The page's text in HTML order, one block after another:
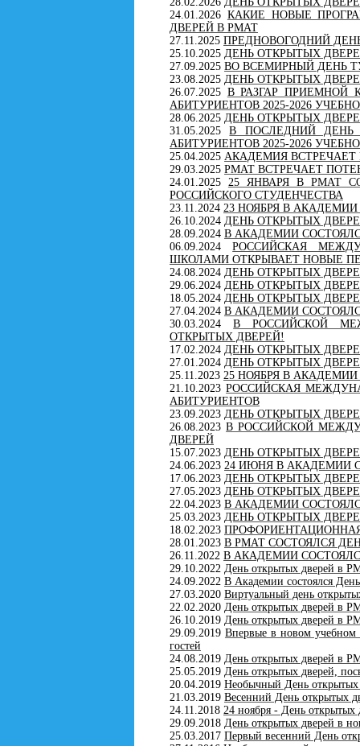
24.01.2026 КАКИЕ НОВЫЕ
ДВЕРЕЙ В РМАТ
27.11.2025 ПРЕДНОВОГОДНИЙ
25.10.2025 ДЕНЬ ОТКРЫТЫХ
27.09.2025 ВО ВСЕМИРНЫЙ ДЕНЬ
23.08.2025 ДЕНЬ ОТКРЫТЫХ
26.07.2025 В РАЗГАР ПРИЕМНОЙ
АБИТУРИЕНТОВ 2025-2026
28.06.2025 ДЕНЬ ОТКРЫТЫХ
31.05.2025В ПОСЛЕДНИЙ
АБИТУРИЕНТОВ 2025-2026
25.04.2025 АКАДЕМИЯ
29.03.2025 РМАТ ВСТРЕЧАЕТ
24.01.2025 25 ЯНВАРЯ В РМАТ
РОССИЙСКОГО СТУДЕНЧЕСТВА
23.11.2024 23 НОЯБРЯ В
26.10.2024 ДЕНЬ ОТКРЫТЫХ
28.09.2024 В АКАДЕМИИ
06.09.2024РОССИЙСКАЯ
ШКОЛАМИ ОТКРЫВАЕТ НОВЫЕ
24.08.2024 ДЕНЬ ОТКРЫТЫХ
29.06.2024 ДЕНЬ ОТКРЫТЫХ
18.05.2024 ДЕНЬ ОТКРЫТЫХ
27.04.2024 В АКАДЕМИИ
30.03.2024В РОССИЙСКОЙ
ОТКРЫТЫХ ДВЕРЕЙ!
17.02.2024 ДЕНЬ ОТКРЫТЫХ
27.01.2024 ДЕНЬ ОТКРЫТЫХ
25.11.2023 25 НОЯБРЯ В
21.10.2023РОССИЙСКАЯ
АБИТУРИЕНТОВ
23.09.2023 ДЕНЬ ОТКРЫТЫХ
26.08.2023В РОССИЙСКОЙ
ДВЕРЕЙ
15.07.2023 ДЕНЬ ОТКРЫТЫХ
24.06.2023 24 ИЮНЯ В АКАДЕМИИ
17.06.2023 ДЕНЬ ОТКРЫТЫХ
27.05.2023 ДЕНЬ ОТКРЫТЫХ
22.04.2023 В АКАДЕМИИ
25.03.2023 ДЕНЬ ОТКРЫТЫХ
18.02.2023
28.01.2023 В РМАТ СОСТОЯЛСЯ
26.11.2022 В АКАДЕМИИ
29.10.2022 День открытых дверей в
24.09.2022 В Академии состоялся
27.03.2020 Виртуальный день
22.02.2020 День открытых дверей в
26.10.2019 День открытых дверей в
29.09.2019 Впервые в новом учебном
гостей
24.08.2019 День открытых дверей в
25.05.2019 День открытых дверей,
20.04.2019 Необычный День
21.03.2019 Весенний День открытых
24.11.2018 24 ноября - День
29.09.2018 День открытых дверей в
25.03.2017 Первый весенний День